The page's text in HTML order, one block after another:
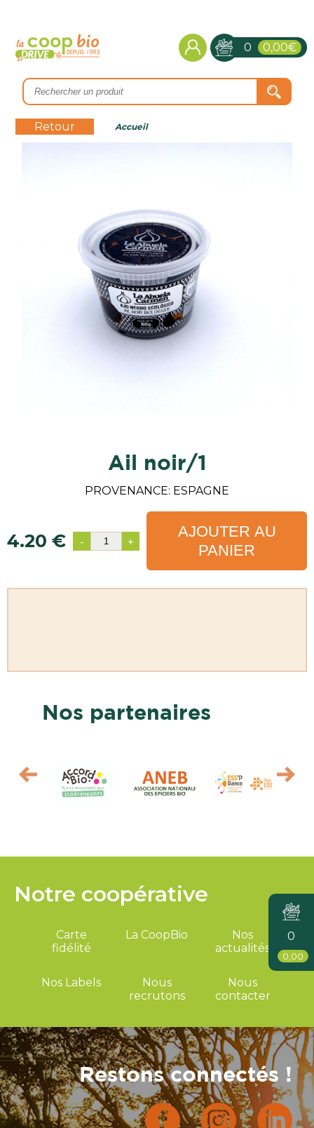
0 0,00€
Retour Accueil
0
0,00
ail noir/1
PROVENANCE: ESPAGNE
4.20 € - +
AJOUTER AU
PANIER
Nos partenaires
Restons connectés !
Notre coopérative
Carte
fidélité
La CoopBio
Nos
actualités
Nos Labels
Nous
recrutons
Nous
contacter